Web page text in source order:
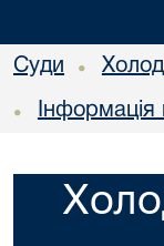
Суди •
•